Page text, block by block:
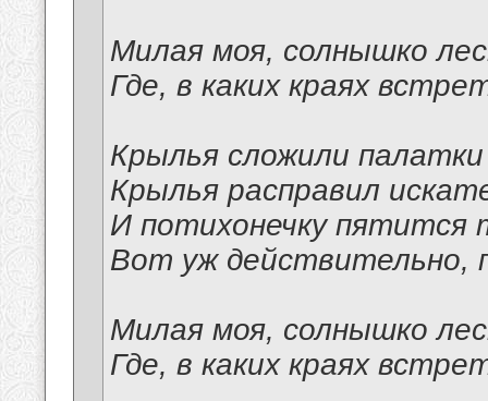
Милая моя, солнышко
Где, в каких краях
Крылья сложили
Крылья расправил
И потихонечку пятится
Вот уж действительно,
Милая моя, солнышко
Где, в каких краях